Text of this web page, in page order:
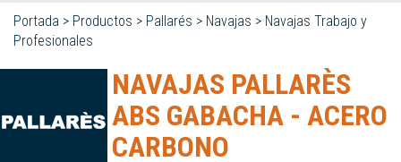
Portada > Productos > Pallarés > Navajas > Navajas Trabajo y
Profesionales
NAVAJAS PALLARÈS
ABS GABACHA - ACERO
CARBONO